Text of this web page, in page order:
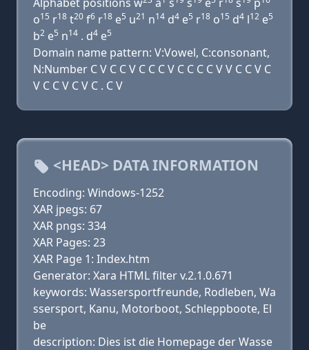
o15 r18 t20 f6 r18 e5 u21 n14 d4 e5 r18 o15 d4 l12 e5
b2 e5 n14 . d4 e5
Domain name pattern: V:Vowel, C:consonant,
N:Number C V C C V C C C V C C C C V V C C V C
V C C V C V C . C V
<HEAD> DATA INFORMATION
Encoding: Windows-1252
XAR jpegs: 67
XAR pngs: 334
XAR Pages: 23
XAR Page 1: Index.htm
Generator: Xara HTML filter v.2.1.0.671
keywords: Wassersportfreunde, Rodleben, Wa
ssersport, Kanu, Motorboot, Schleppboote, El
be
description: Dies ist die Homepage der Wasse